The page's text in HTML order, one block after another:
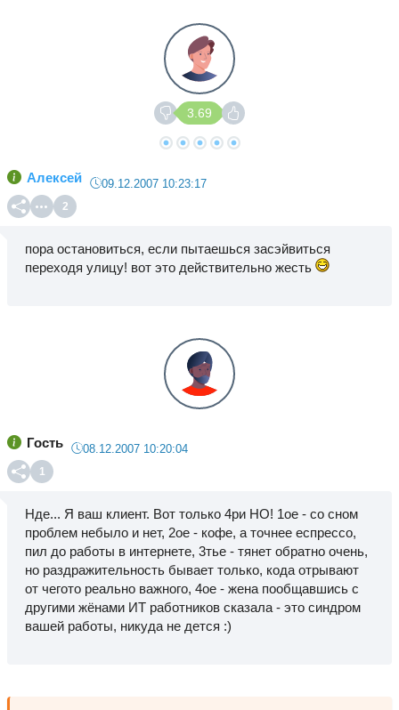
3.69
Алексей 09.12.2007 10:23:17
2
пора остановиться, если пытаешься засэйвиться
переходя улицу! вот это действительно жесть
Гость 08.12.2007 10:20:04
1
Нде... Я ваш клиент. Вот только 4ри НО! 1ое - со сном
проблем небыло и нет, 2ое - кофе, а точнее еспрессо,
пил до работы в интернете, 3тье - тянет обратно очень,
но раздражительность бывает только, кода отрывают
от чегото реально важного, 4ое - жена пообщавшись с
другими жёнами ИТ работников сказала - это синдром
вашей работы, никуда не дется :)